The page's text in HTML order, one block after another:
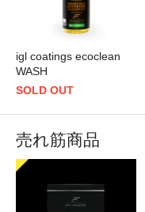
igl coatings ecoclean
WASH
SOLD OUT
売れ筋商品